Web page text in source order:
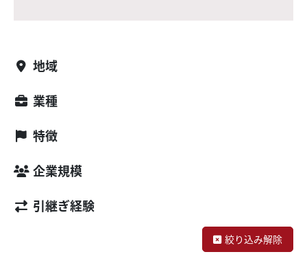
地域
業種
特徴
企業規模
引継ぎ経験
絞り込み解除